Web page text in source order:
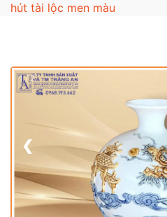
hút tài lộc men màu
1 / 2
❮